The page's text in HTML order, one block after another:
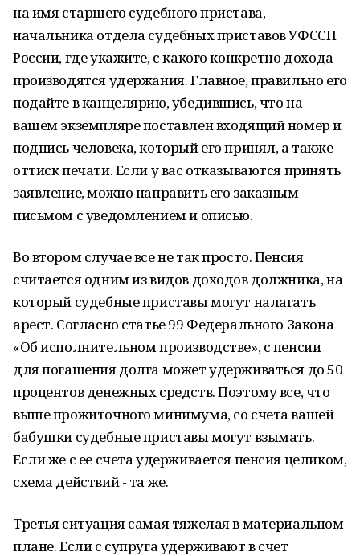
на имя старшего судебного пристава,
начальника отдела судебных приставов УФССП
России, где укажите, с какого конкретно дохода
производятся удержания. Главное, правильно его
подайте в канцелярию, убедившись, что на
вашем экземпляре поставлен входящий номер и
подпись человека, который его принял, а также
оттиск печати. Если у вас отказываются принять
заявление, можно направить его заказным
письмом с уведомлением и описью.
Во втором случае все не так просто. Пенсия
считается одним из видов доходов должника, на
который судебные приставы могут налагать
арест. Согласно статье 99 Федерального Закона
«Об исполнительном производстве», с пенсии
для погашения долга может удерживаться до 50
процентов денежных средств. Поэтому все, что
выше прожиточного минимума, со счета вашей
бабушки судебные приставы могут взымать.
Если же с ее счета удерживается пенсия целиком,
схема действий - та же.
Третья ситуация самая тяжелая в материальном
плане. Если с супруга удерживают в счет